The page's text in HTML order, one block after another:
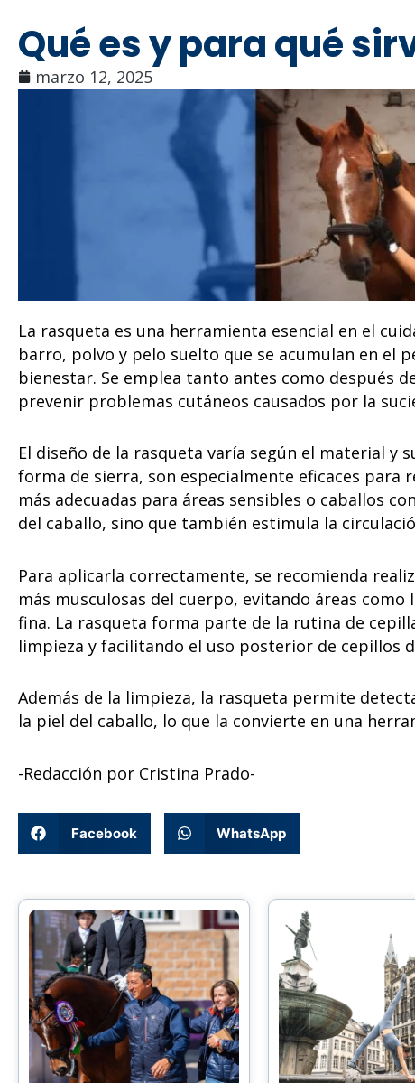
Qué es y para qué
marzo 12, 2025
La rasqueta es una herramienta esencial en el
barro, polvo y pelo suelto que se acumulan en el
bienestar. Se emplea tanto antes como después
prevenir problemas cutáneos causados por la
El diseño de la rasqueta varía según el material y
forma de sierra, son especialmente eficaces
más adecuadas para áreas sensibles o caballos
del caballo, sino que también estimula la
Para aplicarla correctamente, se recomienda
más musculosas del cuerpo, evitando áreas
fina. La rasqueta forma parte de la rutina de
limpieza y facilitando el uso posterior de cepillos
Además de la limpieza, la rasqueta permite
la piel del caballo, lo que la convierte en una
-Redacción por Cristina Prado-
Facebook WhatsApp